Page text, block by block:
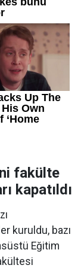
fakülte
kapatıldı
kuruldu, bazı
Eğitim